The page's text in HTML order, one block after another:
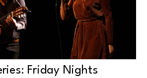
Friday Nights